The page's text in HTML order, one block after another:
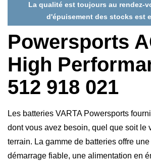
La qualité est toujours au rendez-
d'épuisement des stocks est
Powersports
High
512 918 021
Les batteries VARTA Powersports
dont vous avez besoin, quel que soit le
terrain. La gamme de batteries offre
démarrage fiable, une alimentation en